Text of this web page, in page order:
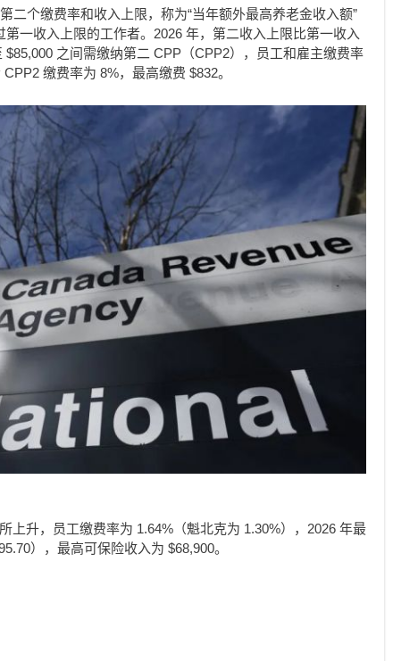
二个缴费率和收入上限，称为“当年额外最高养老金收入额”
第一收入上限的工作者。2026 年，第二收入上限比第一收入
$85,000 之间需缴纳第二 CPP（CPP2），员工和雇主缴费率
缴费率为 8%，最高缴费 $832。
上升，员工缴费率为 1.64%（魁北克为 1.30%），2026 年最
），最高可保险收入为 $68,900。